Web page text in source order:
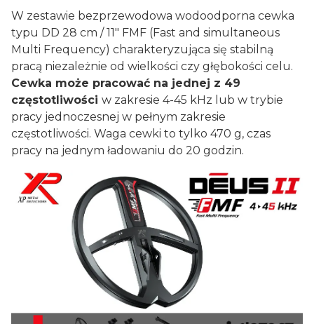
W zestawie bezprzewodowa wodoodporna cewka
typu DD 28 cm / 11" FMF (Fast and simultaneous
Multi Frequency) charakteryzująca się stabilną
pracą niezależnie od wielkości czy głębokości celu.
Cewka może pracować na jednej z 49
częstotliwości w zakresie 4-45 kHz lub w trybie
pracy jednoczesnej w pełnym zakresie
częstotliwości. Waga cewki to tylko 470 g, czas
pracy na jednym ładowaniu do 20 godzin.